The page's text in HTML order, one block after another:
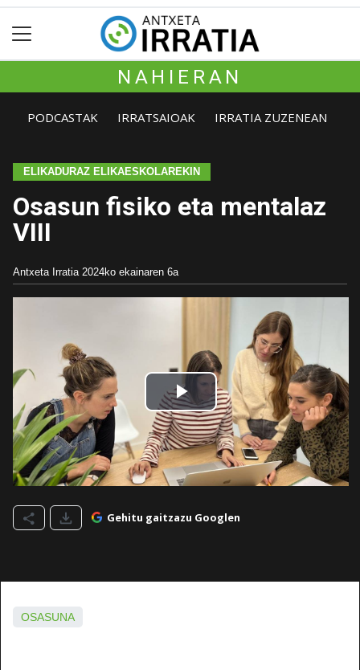
NAHIERAN
PODCASTAK IRRATSAIOAK IRRATIA ZUZENEAN
ELIKADURAZ ELIKAESKOLAREKIN
Osasun fisiko eta mentalaz
VIII
Antxeta Irratia 2024ko ekainaren 6a
Gehitu gaitzazu Googlen
OSASUNA